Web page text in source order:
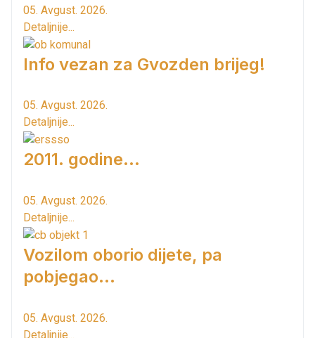
05. Avgust. 2026.
Detaljnije...
Info vezan za Gvozden brijeg!
05. Avgust. 2026.
Detaljnije...
2011. godine...
05. Avgust. 2026.
Detaljnije...
Vozilom oborio dijete, pa
pobjegao...
05. Avgust. 2026.
Detaljnije...